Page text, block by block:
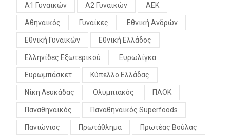
Α1 Γυναικών Α2 Γυναικών ΑΕΚ
Αθηναικός Γυναίκες Εθνική Ανδρών
Εθνική Γυναικών Εθνική Ελλάδος
Ελληνίδες Εξωτερικού Ευρωλίγκα
Ευρωμπάσκετ Κύπελλο Ελλάδας
Νίκη Λευκάδας Ολυμπιακός ΠΑΟΚ
Παναθηναϊκός Παναθηναϊκός Superfoods
Πανιώνιος Πρωτάθλημα Πρωτέας Βούλας